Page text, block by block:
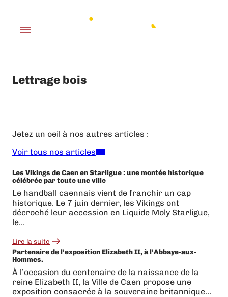
Lettrage bois
Jetez un oeil à nos autres articles :
Voir tous nos articles
Les Vikings de Caen en Starligue : une montée historique
célébrée par toute une ville
Le handball caennais vient de franchir un cap
historique. Le 7 juin dernier, les Vikings ont
décroché leur accession en Liquide Moly Starligue,
le…
Lire la suite
:
Les
Vikings
de
Caen
en
Starligue
Partenaire de l’exposition Elizabeth II, à l’Abbaye-aux-
Hommes.
À l’occasion du centenaire de la naissance de la
reine Elizabeth II, la Ville de Caen propose une
exposition consacrée à la souveraine britannique…